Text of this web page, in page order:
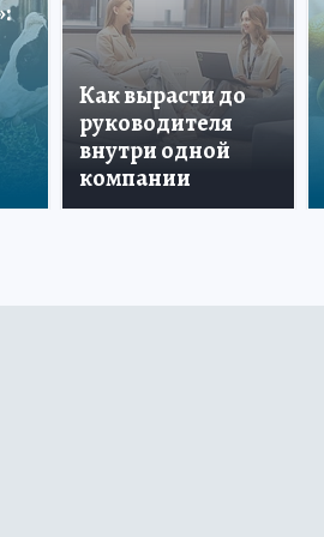
Как вырасти до
руководителя
внутри одной
компании